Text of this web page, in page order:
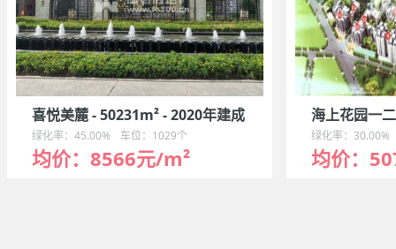
喜悦美麓 - 50231m² - 2020年建成
绿化率：45.00% 车位：1029个
均价：8566元/m²
海上花园一
绿化率：30.00%
均价：